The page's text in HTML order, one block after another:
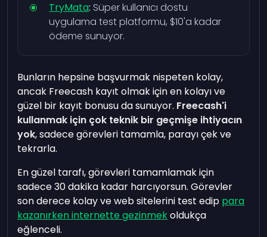
TryMata: Süper kullanıcı dostu
uygulama test platformu, $10'a kadar
ödeme sunuyor.
Bunların hepsine başvurmak nispeten kolay,
ancak Freecash kayıt olmak için en kolayı ve
güzel bir kayıt bonusu da sunuyor. Freecash'i
kullanmak için çok teknik bir geçmişe ihtiyacın
yok, sadece görevleri tamamla, parayı çek ve
tekrarla.
En güzel tarafı, görevleri tamamlamak için
sadece 30 dakika kadar harcıyorsun. Görevler
son derece kolay ve web sitelerini test edip para
kazanırken internette gezinmekoldukça
eğlenceli.